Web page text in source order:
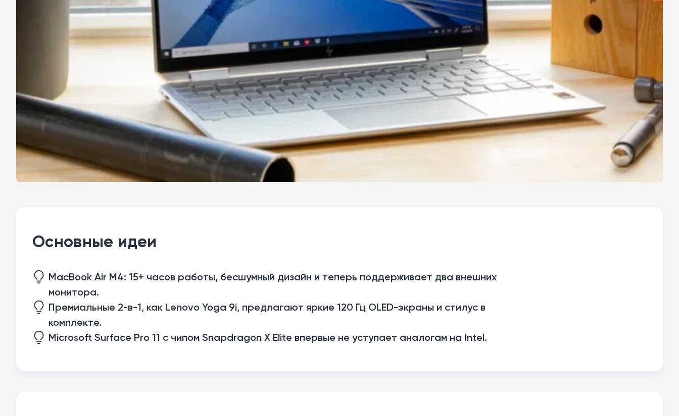
Основные идеи
MacBook Air M4: 15+ часов работы, бесшумный дизайн и теперь поддерживает два внешних
монитора.
Премиальные 2-в-1, как Lenovo Yoga 9i, предлагают яркие 120 Гц OLED-экраны и стилус в
комплекте.
Microsoft Surface Pro 11 с чипом Snapdragon X Elite впервые не уступает аналогам на Intel.